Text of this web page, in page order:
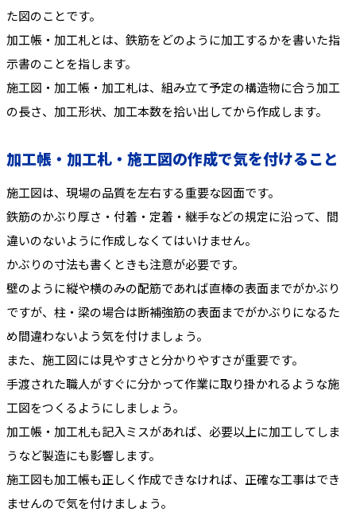
た図のことです。
加工帳・加工札とは、鉄筋をどのように加工するかを書いた指
示書のことを指します。
施工図・加工帳・加工札は、組み立て予定の構造物に合う加工
の長さ、加工形状、加工本数を拾い出してから作成します。
加工帳・加工札・施工図の作成で気を付けること
施工図は、現場の品質を左右する重要な図面です。
鉄筋のかぶり厚さ・付着・定着・継手などの規定に沿って、間
違いのないように作成しなくてはいけません。
かぶりの寸法も書くときも注意が必要です。
壁のように縦や横のみの配筋であれば直棒の表面までがかぶり
ですが、柱・梁の場合は断補強筋の表面までがかぶりになるた
め間違わないよう気を付けましょう。
また、施工図には見やすさと分かりやすさが重要です。
手渡された職人がすぐに分かって作業に取り掛かれるような施
工図をつくるようにしましょう。
加工帳・加工札も記入ミスがあれば、必要以上に加工してしま
うなど製造にも影響します。
施工図も加工帳も正しく作成できなければ、正確な工事はでき
ませんので気を付けましょう。